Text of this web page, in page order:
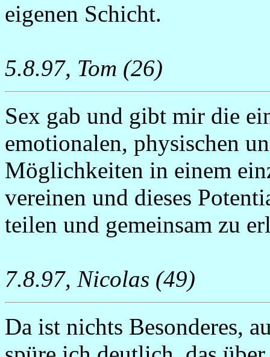
eigenen Schicht.
5.8.97, Tom (26)
Sex gab und gibt mir die
emotionalen, physischen
Möglichkeiten in einem
vereinen und dieses
teilen und gemeinsam zu
7.8.97, Nicolas (49)
Da ist nichts Besonderes,